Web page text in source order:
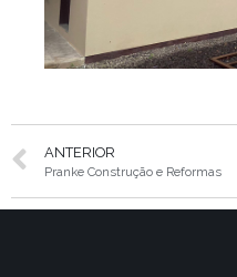
ANTERIOR
Pranke Construção e Reformas